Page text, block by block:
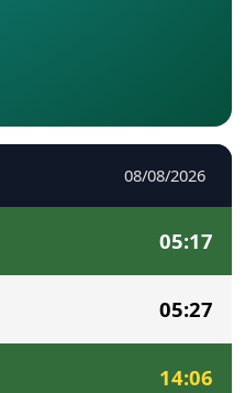
08/08/2026
05:17
05:27
14:06